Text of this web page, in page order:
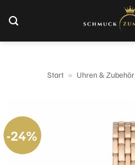
Inhalt
springen
Start » Uhren & Zubehör
-24%